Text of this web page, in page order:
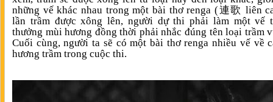
những vế khác nhau trong một bài thơ renga (連歌 liên
lần trầm được xông lên, người dự thi phải làm một vế
thưởng mùi hương đồng thời phải nhắc đúng tên loại trầm
Cuối cùng, người ta sẽ có một bài thơ renga nhiều vế về
hương trầm trong cuộc thi.